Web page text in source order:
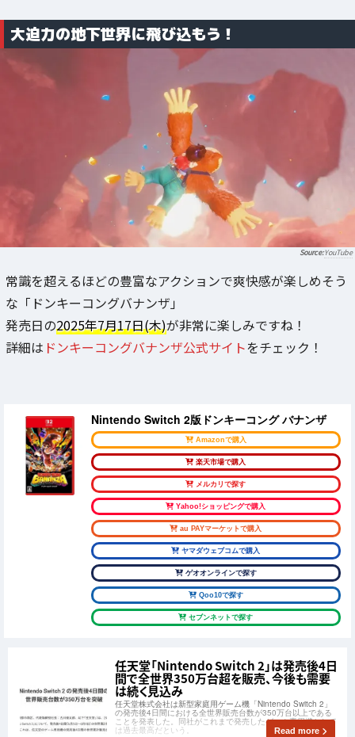
大迫力の地下世界に飛び込もう！
YouTube
常識を超えるほどの豊富なアクションで爽快感が楽しめそう
な「ドンキーコングバナンザ」
発売日の2025年7月17日(木)が非常に楽しみですね！
詳細は ドンキーコングバナンザ公式サイトをチェック！
Nintendo Switch 2版ドンキーコング バナンザ
Amazonで購入
楽天市場で購入
メルカリで探す
Yahoo!ショッピングで購入
au PAYマーケットで購入
ヤマダウェブコムで購入
ゲオオンラインで探す
Qoo10で探す
セブンネットで探す
任天堂「Nintendo Switch 2」は発売後4日
間で全世界350万台超を販売、今後も需要
は続く見込み
任天堂株式会社は新型家庭用ゲーム機「Nintendo Switch 2」
の発売後4日間における全世界販売台数が350万台以上である
ことを発表した。同社がこれまで発売したゲーム専用機として
は過去最高だという。 Read more